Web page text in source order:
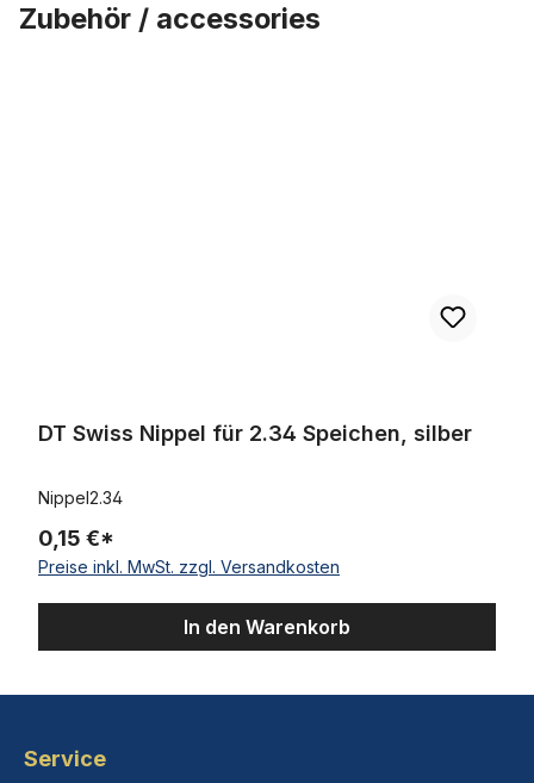
Zubehör / accessories
DT Swiss Nippel für 2.34 Speichen, silber
Nippel2.34
0,15 €*
Preise inkl. MwSt. zzgl. Versandkosten
In den Warenkorb
Service